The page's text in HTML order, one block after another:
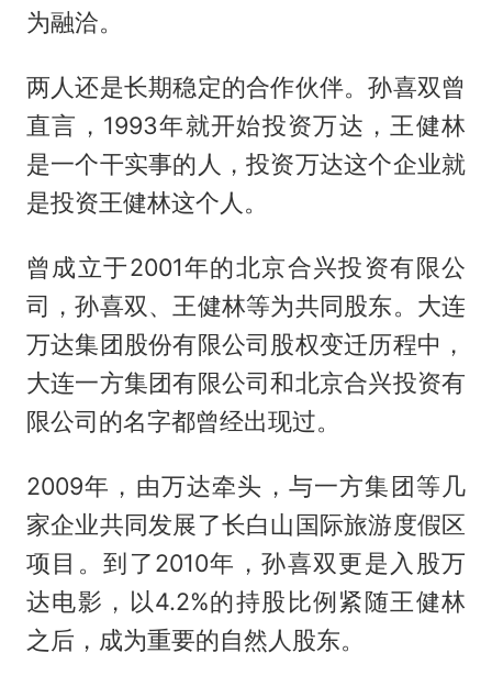
为融洽。
两人还是长期稳定的合作伙伴。孙喜双曾
直言，1993年就开始投资万达，王健林
是一个干实事的人，投资万达这个企业就
是投资王健林这个人。
曾成立于2001年的北京合兴投资有限公
司，孙喜双、王健林等为共同股东。大连
万达集团股份有限公司股权变迁历程中，
大连一方集团有限公司和北京合兴投资有
限公司的名字都曾经出现过。
2009年，由万达牵头，与一方集团等几
家企业共同发展了长白山国际旅游度假区
项目。到了2010年，孙喜双更是入股万
达电影，以4.2%的持股比例紧随王健林
之后，成为重要的自然人股东。